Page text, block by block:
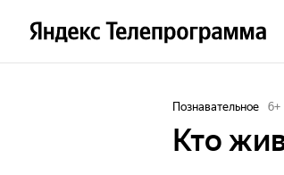
Познавательное 6+
Кто